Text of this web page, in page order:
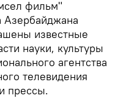
фильм"
Азербайджана
известные
науки, культуры
агентства
телевидения
прессы.